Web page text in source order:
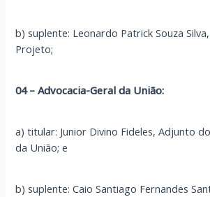
b) suplente: Leonardo Patrick Souza
Projeto;
04 – Advocacia-Geral da União:
a) titular: Junior Divino Fideles, Adjunto
da União; e
b) suplente: Caio Santiago Fernandes